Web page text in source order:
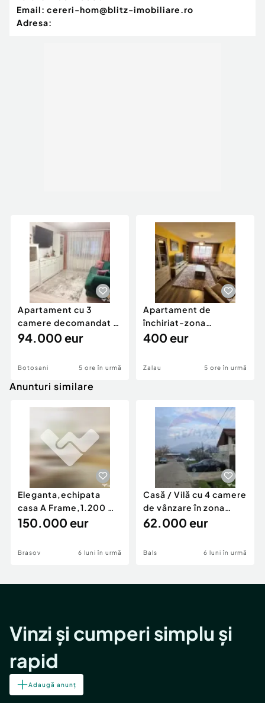
Email: cereri-hom@blitz-imobiliare.ro
Adresa:
Apartament cu 3
camere decomandat -
renovat - Bucovina -
94.000 eur
Botosani 5 ore în urmă
Apartament de
închiriat-zona
ultracentrală
400 eur
Zalau 5 ore în urmă
Anunturi similare
Eleganta,echipata
casa A Frame,1.200 mp
teren,deschidere Pia
150.000 eur
Brasov 6 luni în urmă
Casă / Vilă cu 4 camere
de vânzare în zona
Periferie
62.000 eur
Bals 6 luni în urmă
Vinzi și cumperi simplu și
rapid
Adaugă anunț